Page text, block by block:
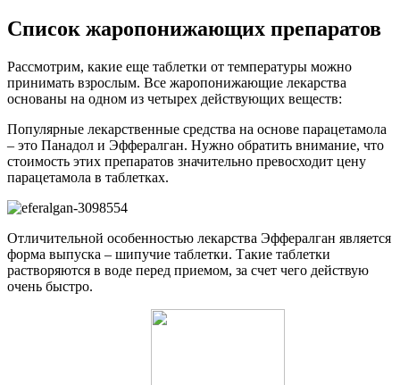
Список жаропонижающих препаратов
Рассмотрим, какие еще таблетки от температуры можно
принимать взрослым. Все жаропонижающие лекарства
основаны на одном из четырех действующих веществ:
Популярные лекарственные средства на основе парацетамола
– это Панадол и Эффералган. Нужно обратить внимание, что
стоимость этих препаратов значительно превосходит цену
парацетамола в таблетках.
Отличительной особенностью лекарства Эффералган является
форма выпуска – шипучие таблетки. Такие таблетки
растворяются в воде перед приемом, за счет чего действую
очень быстро.